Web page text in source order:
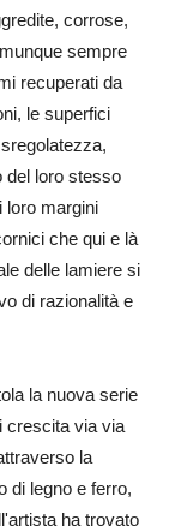
corrose,
sempre
recuperati da
le superfici
del loro stesso
loro margini
che qui e là
delle lamiere si
di razionalità e
la nuova serie
crescita via via
la
di legno e ferro,
ha trovato